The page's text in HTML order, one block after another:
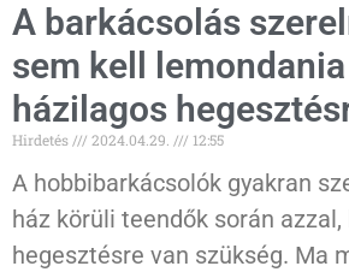
A barkácsolás
sem kell
házilagos
Hirdetés 2024.04.29. 12:55
A hobbibarkácsolók gyakran
ház körüli teendők során azzal,
hegesztésre van szükség. Ma